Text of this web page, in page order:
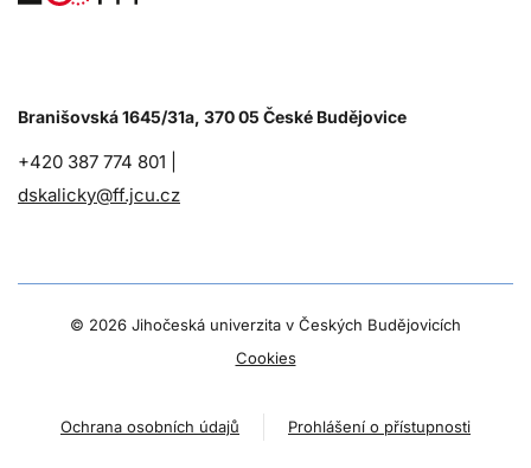
Branišovská 1645/31a, 370 05 České Budějovice
+420 387 774 801 |
dskalicky@ff.jcu.cz
© 2026 Jihočeská univerzita v Českých Budějovicích
Cookies
Ochrana osobních údajů Prohlášení o přístupnosti